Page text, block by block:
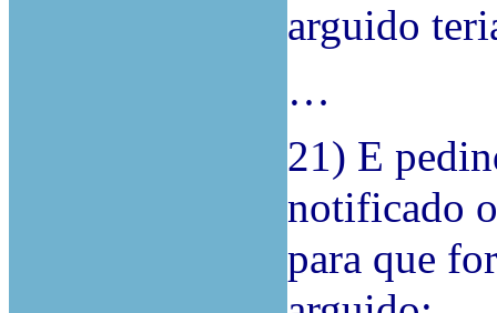
arguido
…
21) E
notificado
para que